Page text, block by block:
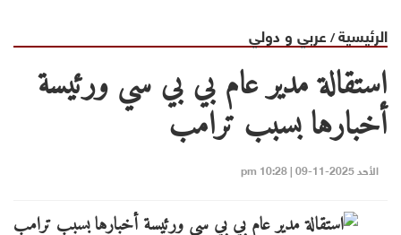
الرئيسية/ عربي و دولي
استقالة مدير عام بي بي سي ورئيسة
أخبارها بسبب ترامب
الأحد 2025-11-09 | 10:28 pm